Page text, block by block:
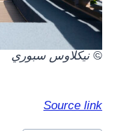
© نيكلاوس سبوري
.
Source link